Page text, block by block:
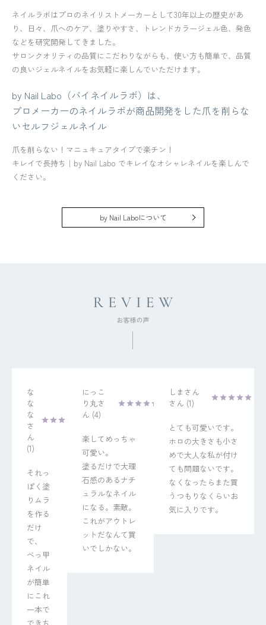
ネイルラボはプロのネイリストメーカーとして30年以上の歴史があ
り、日々、爪へのケア、塗りやすさ、トレンドカラージェル色、発色
などを研究開発してきました。
サロンクオリティの品質にこだわりながらも、使い方も簡単で、品質
の良いジェルネイルをお気軽に楽しんでいただけます。
by Nail Labo（バイネイルラボ）は、
プロメーカーのネイルラボが商品開発をした爪を削らな
いセルフジェルネイル
爪を削らない！マニュキュアタイプで楽チン！
キレイで長持ち｜by Nail Labo でキレイなオシャレネイルを楽しんで
ください。
by Nail Laboについて
な
な
な
1
それっ
ぽく塗
りムラ
を作る
だけ
で、
べっ甲
ネイル
が簡単
にこれ
一本で
にっこ
り丸
4
楽してめっちゃ
可愛い。
塗るだけで大理
石感のあるナチ
ュラルなネイル
になる。素敵。
これがアウトレ
ットだなんて買
いでしかない。
しまさん
1
とても可愛いです。
ホロの大きさも小さ
めで大人な私が付け
ても問題ないです。
なくなったらまた買
うつもりなくらいお
気に入りです。